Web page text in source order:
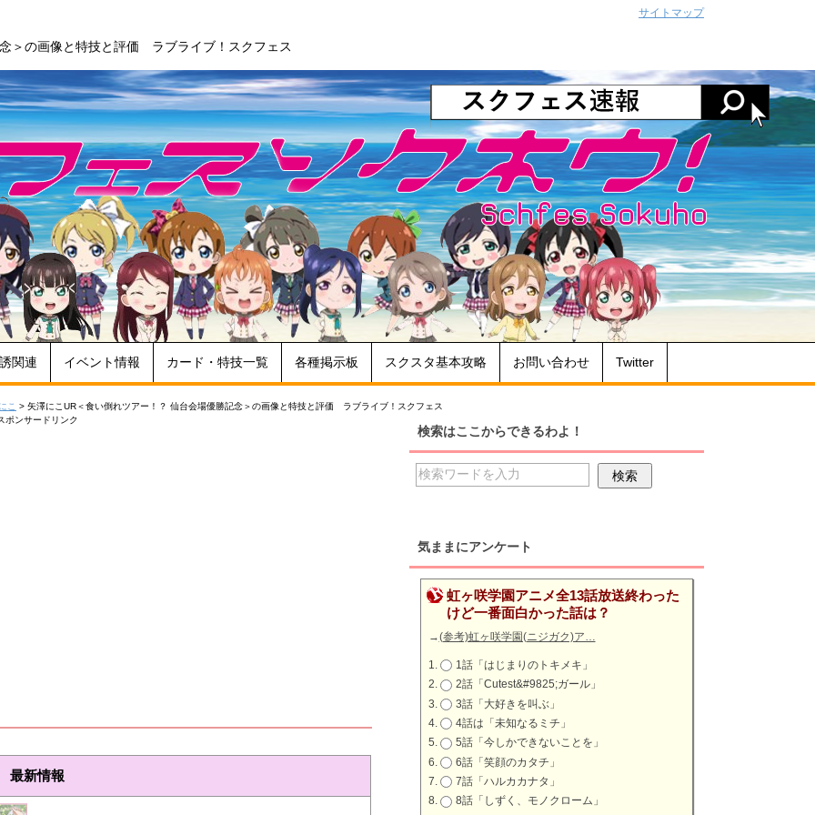
＞の画像と特技と評価 ラブライブ！スクフェス
関連 イベント情報 カード・特技一覧 各種掲示板 スクスタ基本攻略 お問い合わせ Twitter
こ > 矢澤にこUR＜食い倒れツアー！？ 仙台会場優勝記念＞の画像と特技と評価 ラブライブ！スクフェス
ポンサードリンク
最新情報
検索はここからできるわよ！
気ままにアンケート
虹ヶ咲学園アニメ全13話放送終わった
けど一番面白かった話は？
→(参考)虹ヶ咲学園(ニジガク)ア…
1話「はじまりのトキメキ」
2話「Cutest&#9825;ガール」
3話「大好きを叫ぶ」
4話は「未知なるミチ」
5話「今しかできないことを」
6話「笑顔のカタチ」
7話「ハルカカナタ」
8話「しずく、モノクローム」
サイトマップ